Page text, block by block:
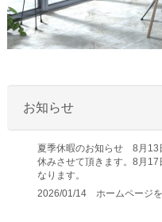
お知らせ
夏季休暇のお知らせ 8月13
休みさせて頂きます。8月17
なります。
2026/01/14 ホームページを